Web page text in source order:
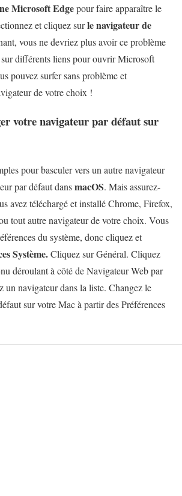
Microsoft Edgepour faire apparaître le
et cliquez surle navigateur de
vous ne devriez plus avoir ce problème
différents liens pour ouvrir Microsoft
pouvez surfer sans problème et
de votre choix !
votre navigateur par défaut sur
pour basculer vers un autre navigateur
par défaut dansmacOS. Mais assurez-
avez téléchargé et installé Chrome, Firefox,
tout autre navigateur de votre choix. Vous
du système, donc cliquez et
Système.Cliquez sur Général. Cliquez
déroulant à côté de Navigateur Web par
un navigateur dans la liste. Changez le
sur votre Mac à partir des Préférences